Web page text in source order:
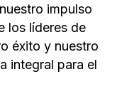
impulso
los líderes de
éxito y nuestro
integral para el